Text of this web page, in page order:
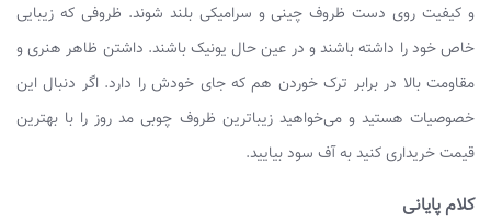
و کیفیت روی دست ظروف چینی و سرامیکی بلند شوند. ظروفی که زیبایی
خاص خود را داشته باشند و در عین حال یونیک باشند. داشتن ظاهر هنری و
مقاومت بالا در برابر ترک خوردن هم که جای خودش را دارد. اگر دنبال این
خصوصیات هستید و می‌خواهید زیباترین ظروف چوبی مد روز را با بهترین
قیمت خریداری کنید به آف سود بیایید.
کلام پایانی